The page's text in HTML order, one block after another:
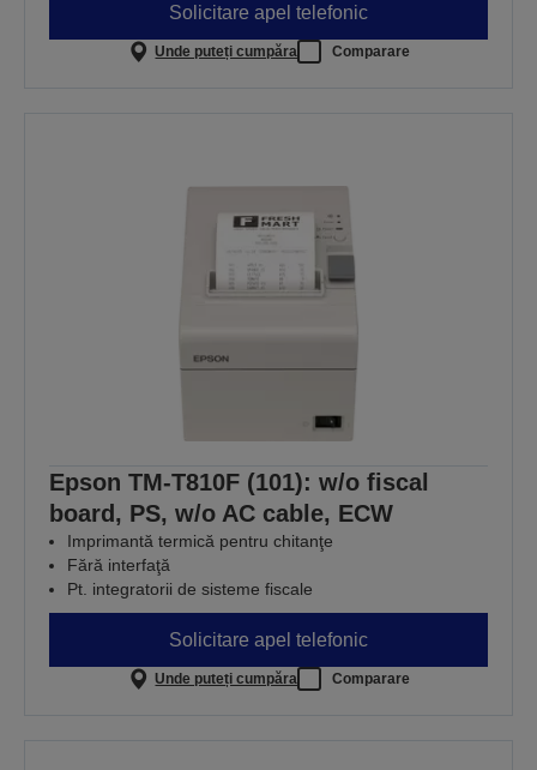
Solicitare apel telefonic
Unde puteți cumpăra Comparare
Epson TM-T810F (101): w/o fiscal
board, PS, w/o AC cable, ECW
Imprimantă termică pentru chitanţe
Fără interfaţă
Pt. integratorii de sisteme fiscale
Solicitare apel telefonic
Unde puteți cumpăra Comparare